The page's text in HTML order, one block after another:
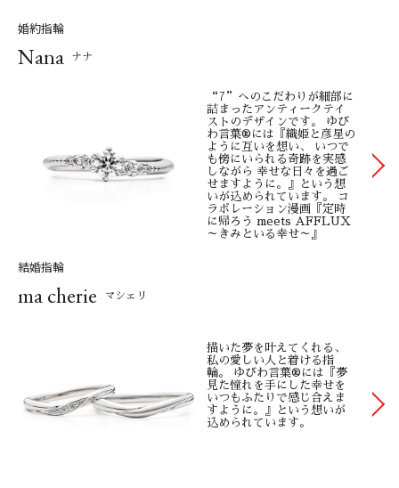
内で職人がきれいにお磨きすることが出来ます。 硬度などの比
較はクオリティページをご参照ください。 ダイヤモンド／世界
われるトップ３の品質のみを採用しております。この鑑定は、
非営利団体で宝石の世界的権威であるG.I.A.が発行していますの
で、 第三機関が鑑定しても鑑定結果がグレードダウンすること
はなく、 安心です。ダイヤモンドの品質は、G.I.A.が定めた基準
により鑑定されますので、 他の鑑定は特に必要ありません。ま
た、直径1mm以下のダイヤモンドには高品質で 輝きにこだわっ
た「ハート&キューピッド」を使用しております。メレダイヤモ
ドをご準備致しますので、 ご安心ください。着け心地／指輪の
内側には「台形内甲丸」と「0.25号単位」を採用し、 初めて指
リーな着け心地を ご提供しております。従来の「内甲丸」は着
けやすいのですが外れやすく、 浮腫んだときにリング痕が残り
やすいことが欠点です。正直に申し上げると、着け心地は、 実
際に着け続けてみないとわかりません。AFFLUXでは生活スタイ
ルや体形が変わってしまった 場合など、いつでもサイズ直しは
婚約指輪
Nana ナナ
“7”へのこだわりが細部に
詰まったアンティークテイ
ストのデザインです。 ゆび
わ言葉®には『織姫と彦星の
ように互いを想い、 いつで
も傍にいられる奇跡を実感
しながら 幸せな日々を過ご
せますように。』という想
いが込められています。
コ
ラボレーション漫画『定時
に帰ろう meets AFFLUX
～きみといる幸せ～』
結婚指輪
ma cherie マシェリ
描いた夢を叶えてくれる、
私の愛しい人と着ける指
輪。 ゆびわ言葉®には『夢
見た憧れを手にした幸せを
いつもふたりで感じ合えま
すように。』という想いが
込められています。